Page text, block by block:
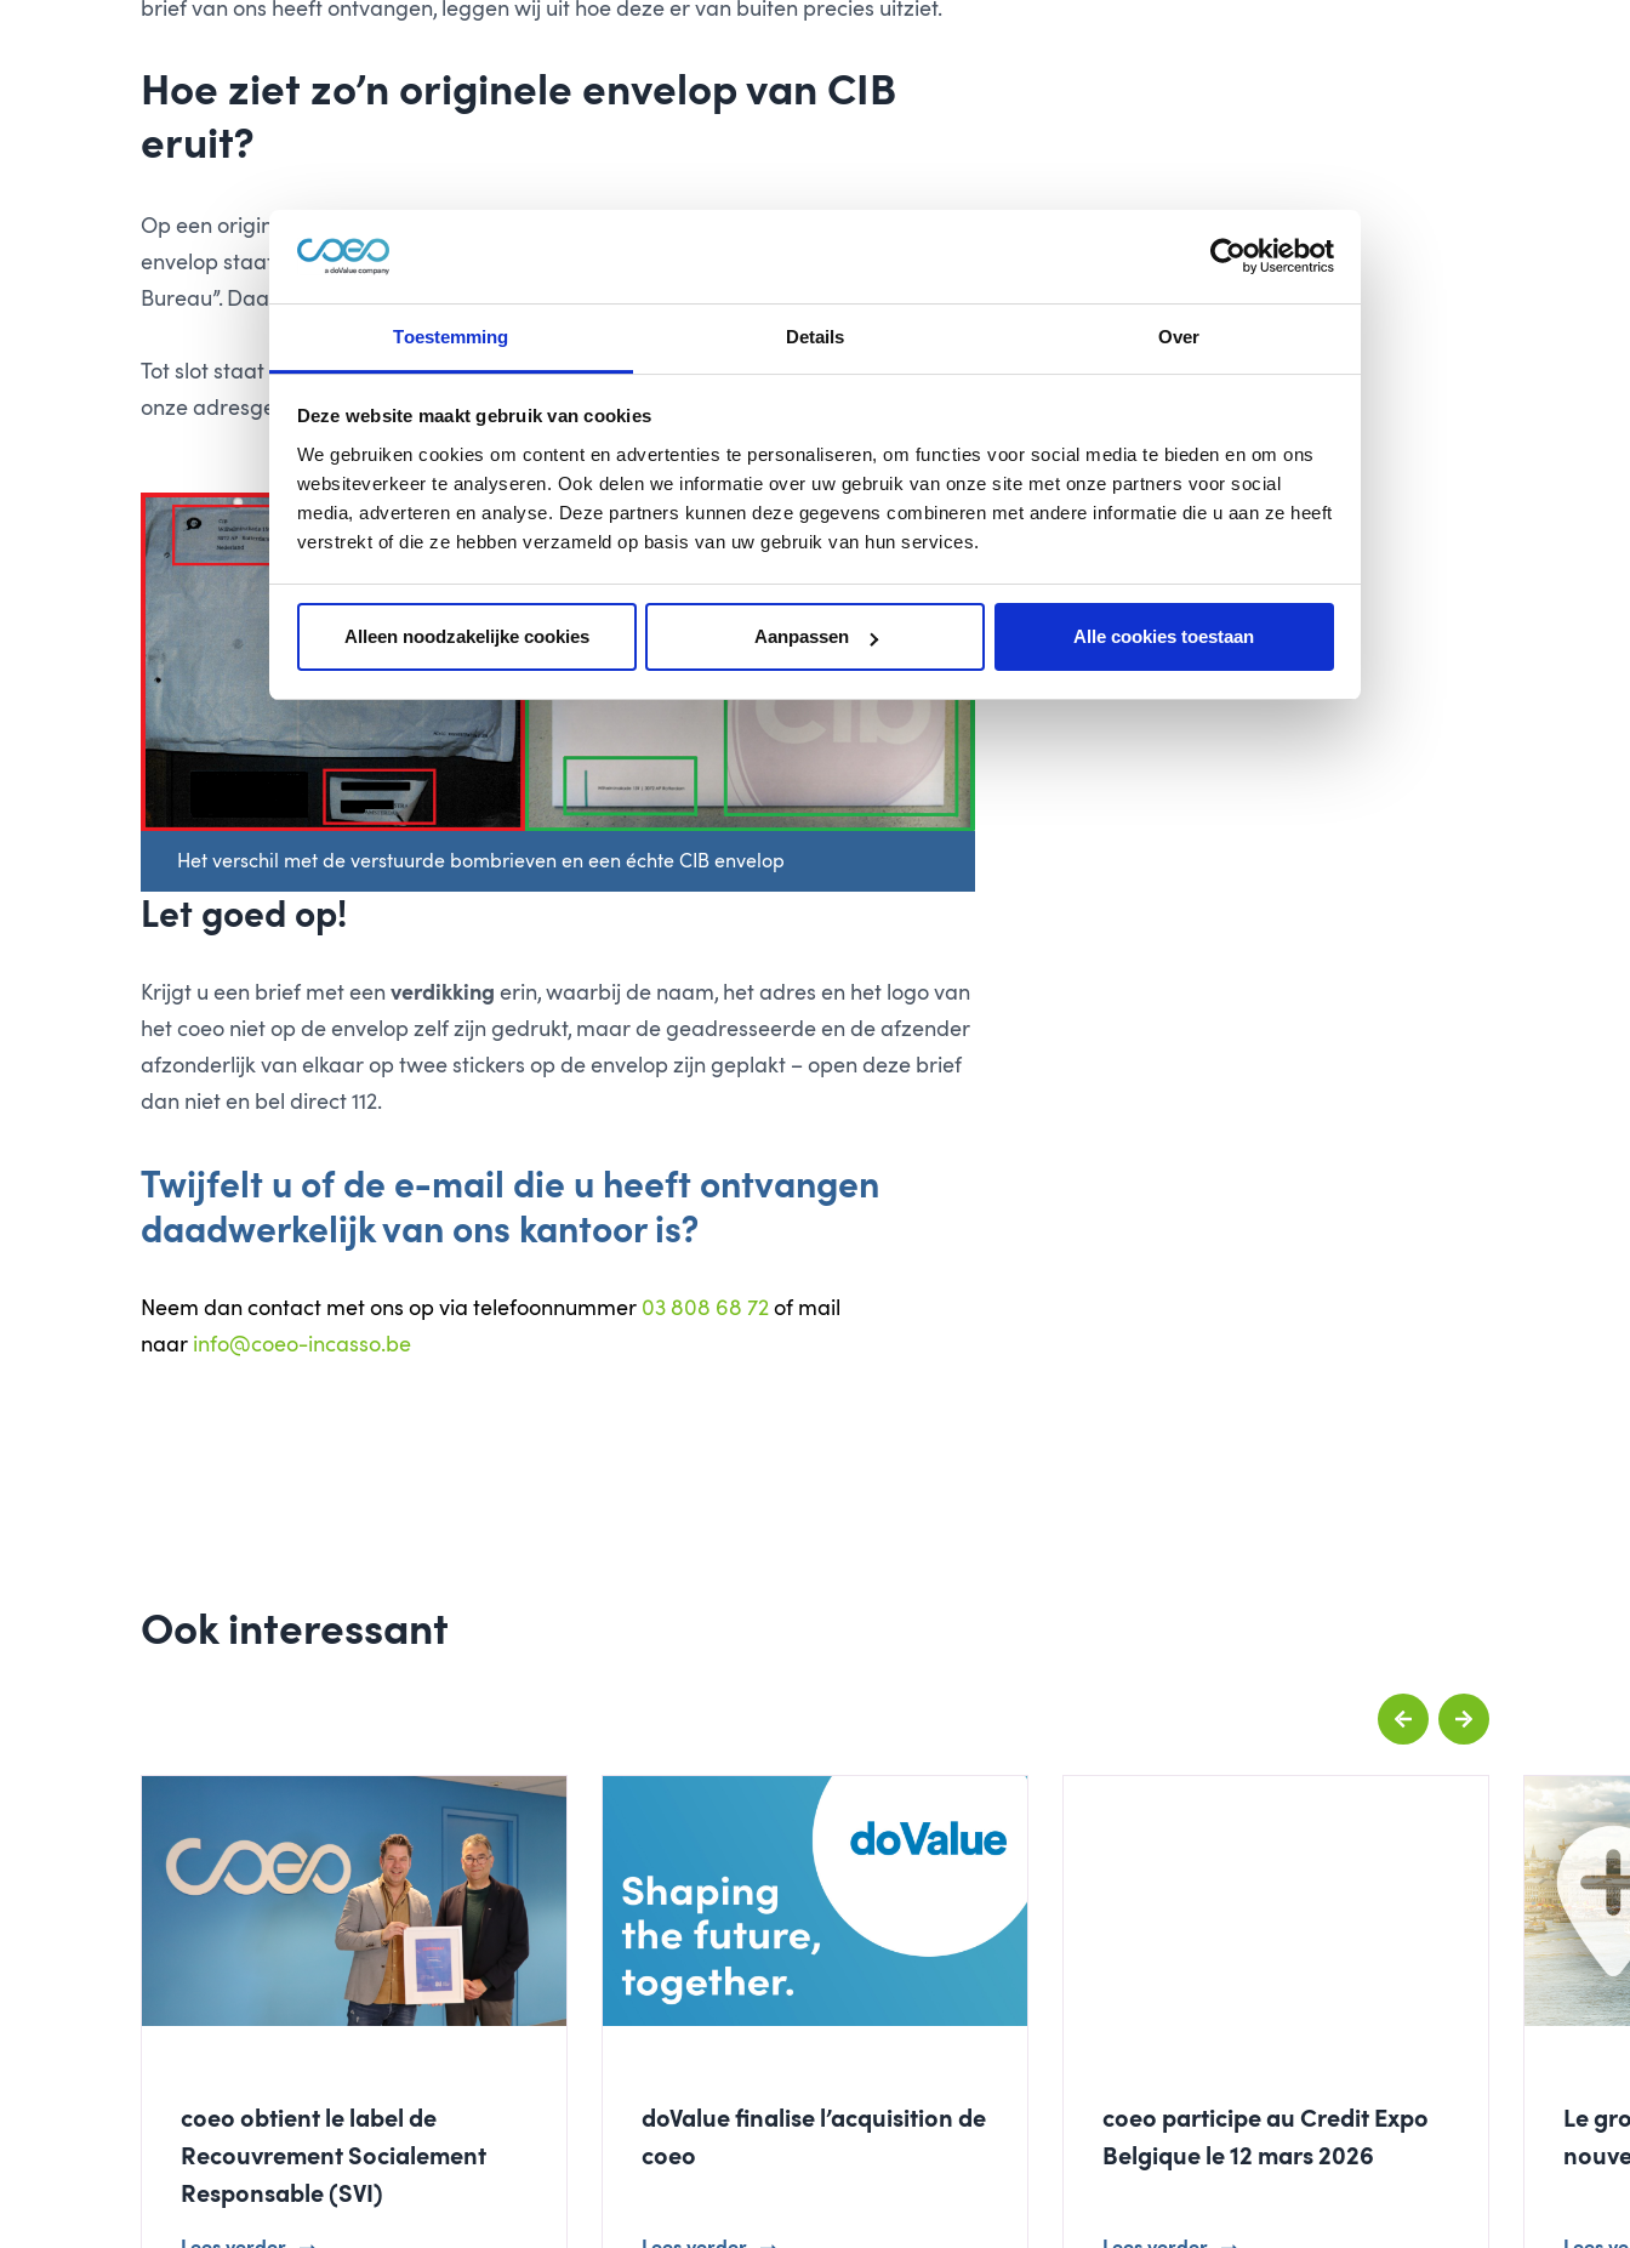
Toestemming Details Over
Deze website maakt gebruik van cookies
We gebruiken cookies om content en advertenties te personaliseren, om functies voor social media te bieden en om ons
websiteverkeer te analyseren. Ook delen we informatie over uw gebruik van onze site met onze partners voor social
media, adverteren en analyse. Deze partners kunnen deze gegevens combineren met andere informatie die u aan ze heeft
verstrekt of die ze hebben verzameld op basis van uw gebruik van hun services.
Alleen noodzakelijke cookies Aanpassen Alle cookies toestaan
brief van ons heeft ontvangen, leggen wij uit hoe deze er van buiten precies uitziet.
Hoe ziet zo’n originele envelop van CIB
eruit?
Op een originele envelop van CIB staat ons logo tweemaal bedrukt. Linksboven op de
envelop staat ons volledige logo, inclusief beeldmerk en “Centraal Invorderings
Bureau”. Daarbij staat ons beeldmerk groot licht gedrukt, rechtsonder.
Tot slot staat links onderaan op de envelop een groenblauwe lijn, met rechts daarvan
onze adresgegevens: Wilhelminakade 159, 3072 AP Rotterdam
Het verschil met de verstuurde bombrieven en een échte CIB envelop
Let goed op!
Krijgt u een brief met een verdikking erin, waarbij de naam, het adres en het logo van
het coeo niet op de envelop zelf zijn gedrukt, maar de geadresseerde en de afzender
afzonderlijk van elkaar op twee stickers op de envelop zijn geplakt – open deze brief
dan niet en bel direct 112.
Twijfelt u of de e-mail die u heeft ontvangen
daadwerkelijk van ons kantoor is?
Neem dan contact met ons op via telefoonnummer 03 808 68 72of mail
naar info@coeo-incasso.be
Ook interessant
coeo obtient le label de
Recouvrement Socialement
Responsable (SVI)
doValue finalise l’acquisition de
coeo
coeo participe au Credit Expo
Belgique le 12 mars 2026
Le